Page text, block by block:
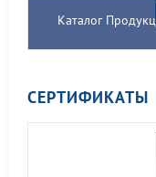
Каталог
СЕРТИФИКАТЫ